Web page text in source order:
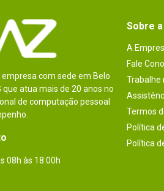
com sede em Belo
que atua mais de 20 anos no
de computação pessoal
08h às 18:00h
Sobre
A
Fale
Trabalhe
Termos
Política
Política